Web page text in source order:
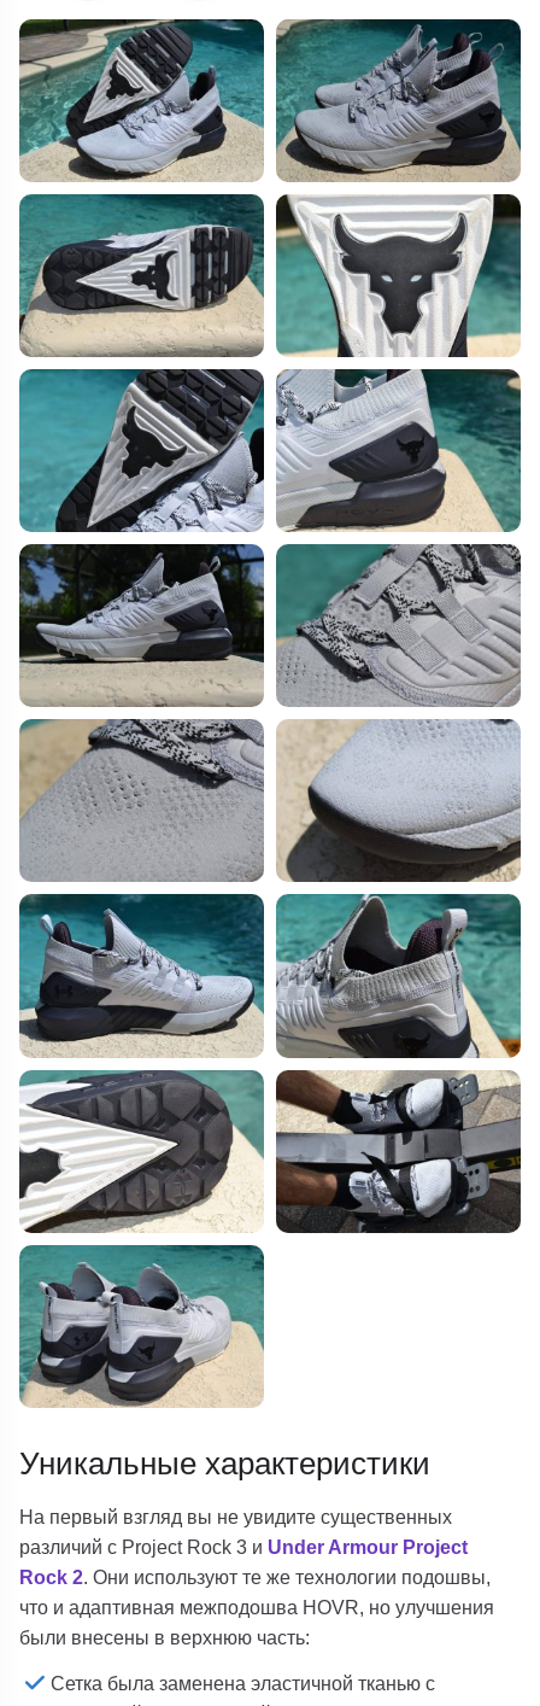
Уникальные характеристики
На первый взгляд вы не увидите существенных
различий с Project Rock 3 и Under Armour Project
Rock 2. Они используют те же технологии подошвы,
что и адаптивная межподошва HOVR, но улучшения
были внесены в верхнюю часть:
Сетка была заменена эластичной тканью с